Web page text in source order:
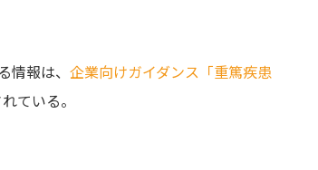
報は、 企業向けガイダンス「重篤疾患
ている。